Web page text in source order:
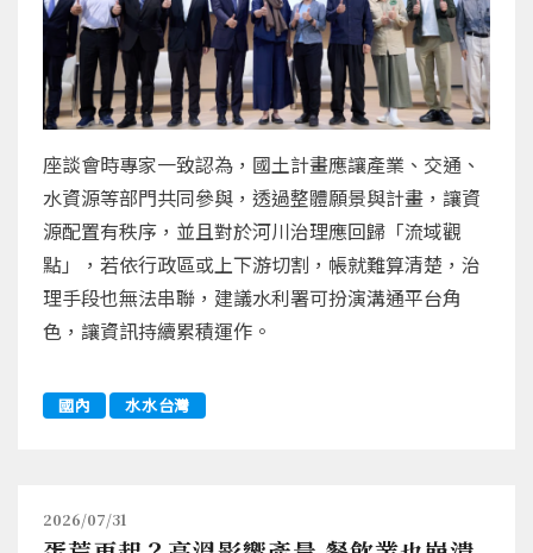
座談會時專家一致認為，國土計畫應讓產業、交通、
水資源等部門共同參與，透過整體願景與計畫，讓資
源配置有秩序，並且對於河川治理應回歸「流域觀
點」，若依行政區或上下游切割，帳就難算清楚，治
理手段也無法串聯，建議水利署可扮演溝通平台角
色，讓資訊持續累積運作。
國內 水水台灣
2026/07/31